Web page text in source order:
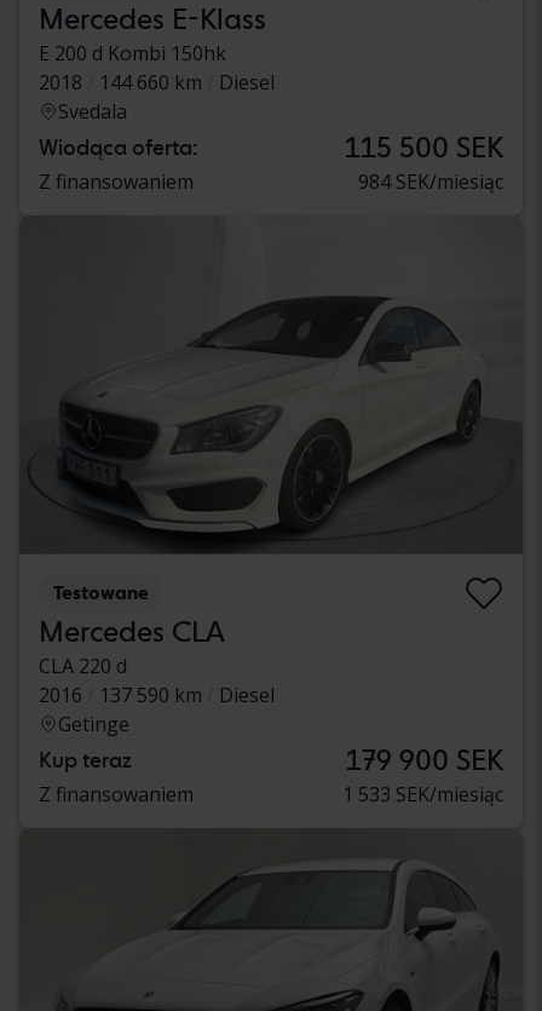
Mercedes E-Klass
E 200 d Kombi 150hk
2018
144 660 km
Diesel
Svedala
Wiodąca oferta: 115 500 SEK
Z finansowaniem 984 SEK/miesiąc
Testowane
Mercedes CLA
CLA 220 d
2016
137 590 km
Diesel
Getinge
Kup teraz 179 900 SEK
Z finansowaniem 1 533 SEK/miesiąc